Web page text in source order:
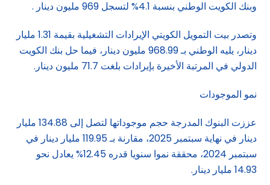
وبنك الكويت الوطني بنسبة 4.1% لتسجل 969 مليون دينار .
وتصدر بيت التمويل الكويتي الإيرادات التشغيلية بقيمة 1.31 مليار
دينار، يليه الوطني بـ 968.99 مليون دينار، فيما حل بنك الكويت
الدولي في المرتبة الأخيرة بإيرادات بلغت 71.7 مليون دينار.
نمو الموجودات
عززت البنوك المدرجة حجم موجوداتها لتصل إلى 134.88 مليار
دينار في نهاية سبتمبر 2025، مقارنة بـ 119.95 مليار دينار في
سبتمبر 2024، محققة نموا سنويا قدره 12.45% يعادل نحو
14.93 مليار دينار.